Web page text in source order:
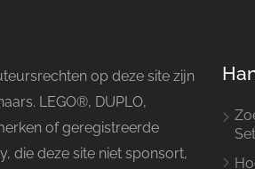
op deze site zijn
LEGO®, DUPLO,
of geregistreerde
die deze site niet sponsort,